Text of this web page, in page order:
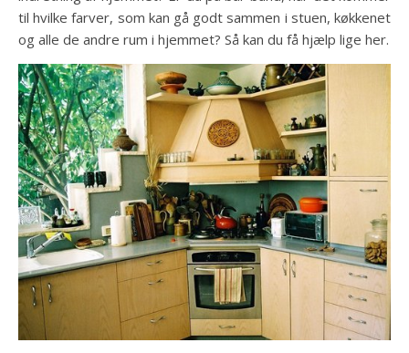
til hvilke farver, som kan gå godt sammen i stuen, køkkenet
og alle de andre rum i hjemmet? Så kan du få hjælp lige her.